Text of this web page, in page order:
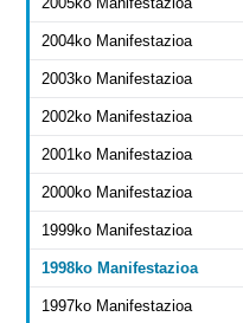
2004ko Manifestazioa
2003ko Manifestazioa
2002ko Manifestazioa
2001ko Manifestazioa
2000ko Manifestazioa
1999ko Manifestazioa
1998ko Manifestazioa
1997ko Manifestazioa